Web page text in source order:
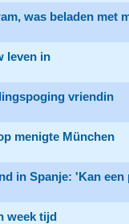
was beladen met
leven in
vriendin
menigte München
in Spanje: 'Kan een
week tijd